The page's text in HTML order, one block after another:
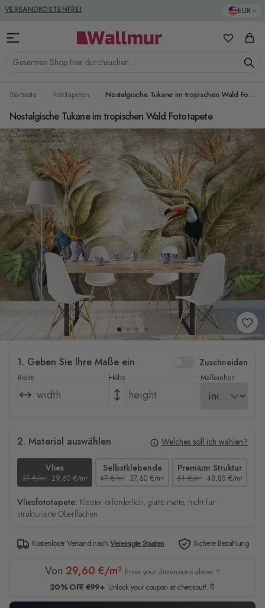
Zum Inhalt springen EUR
Gesamten Shop hier durchsuchen...
Meine
VERSANDKOSTENFREI
GREENGUARD ZERTIFIZIERT
Startseite Fototapeten Nostalgische Tukane im tropischen Wald Fototapete
Nostalgische Tukane im tropischen Wald Fototapete
1. Geben Sie Ihre Maße ein Zuschneiden
Breite Höhe Maßeinheit
2. Material auswählen Welches soll ich wählen?
Vlies
37 €/m² 29,60 €/m²
Selbstklebende
47 €/m² 37,60 €/m²
Premium Struktur
61 €/m² 48,80 €/m²
Vliesfototapete: Kleister erforderlich, glatte matte, nicht für
strukturierte Oberflächen
Kostenloser Versand nachVereinigte Staaten Sichere Bezahlung
Von 29,60 €/m² Enter your dimensions above ↑
20% OFF €99+ Unlock your coupon at checkout! 🔖